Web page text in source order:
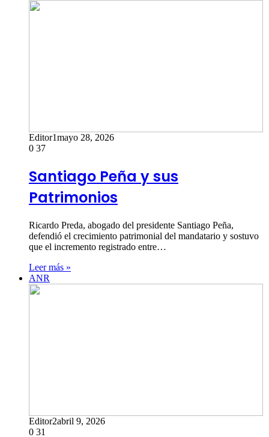
Editor1mayo 28, 2026
0 37
Santiago Peña y sus
Patrimonios
Ricardo Preda, abogado del presidente Santiago Peña,
defendió el crecimiento patrimonial del mandatario y sostuvo
que el incremento registrado entre…
Leer más »
ANR
Editor2abril 9, 2026
0 31